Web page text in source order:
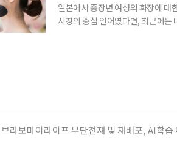
일본에서 중장년 여성의 화장에 대
시장의 중심 언어였다면, 최근에는
라보마이라이프 무단전재 및 재배포, AI학습